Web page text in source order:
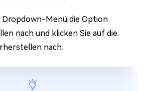
Dropdown-Menü die Option
nach und klicken Sie auf die
nach.